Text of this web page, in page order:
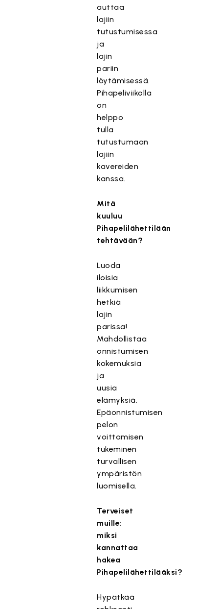
auttaa
lajiin
tutustumisessa
ja
lajin
pariin
löytämisessä.
Pihapeliviikolla
on
helppo
tulla
tutustumaan
lajiin
kavereiden
kanssa.
Mitä
kuuluu
Pihapelilähettilään
tehtävään?
Luoda
iloisia
liikkumisen
hetkiä
lajin
parissa!
Mahdollistaa
onnistumisen
kokemuksia
ja
uusia
elämyksiä.
Epäonnistumisen
pelon
voittamisen
tukeminen
turvallisen
ympäristön
luomisella.
Terveiset
muille:
miksi
kannattaa
hakea
Pihapelilähettilääksi?
Hypätkää